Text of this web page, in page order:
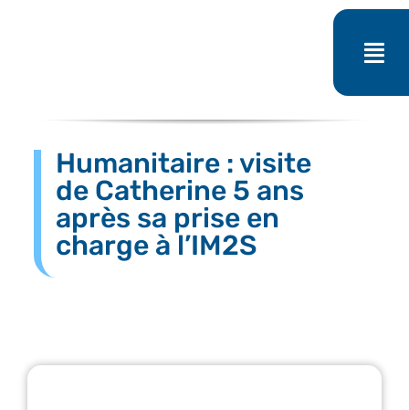
Humanitaire : visite
de Catherine 5 ans
après sa prise en
charge à l’IM2S